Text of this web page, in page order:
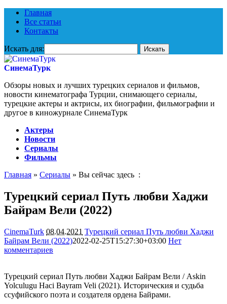
Главная
Все статьи
Контакты
Искать для:
СинемаТурк
Обзоры новых и лучших турецких сериалов и фильмов,
новости кинематографа Турции, снимающего сериалы,
турецкие актеры и актрисы, их биографии, фильмографии и
другое в киножурнале СинемаТурк
Актеры
Новости
Сериалы
Фильмы
Главная » Сериалы » Вы сейчас здесь :
Турецкий сериал Путь любви Хаджи
Байрам Вели (2022)
CinemaTurk 08.04.2021 Турецкий сериал Путь любви Хаджи
Байрам Вели (2022)2022-02-25T15:27:30+03:00 Нет
комментариев
Турецкий сериал Путь любви Хаджи Байрам Вели / Askin
Yolculugu Haci Bayram Veli (2021). Историческия и судьба
ссуфийского поэта и создателя ордена Байрами.